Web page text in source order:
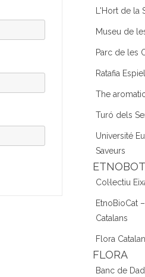
L'Hort de la
Museu de
Parc de les
Ratafia
The
Turó dels
Université
Saveurs
Col·lectiu
EtnoBioCat
Catalans
Flora
FLORA
Banc de